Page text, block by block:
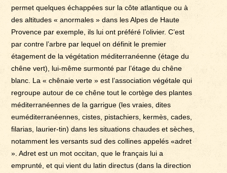
permet quelques échappées sur la côte atlantique ou à
des altitudes « anormales » dans les Alpes de Haute
Provence par exemple, ils lui ont préféré l’olivier. C’est
par contre l’arbre par lequel on définit le premier
étagement de la végétation méditerranéenne (étage du
chêne vert), lui-même surmonté par l’étage du chêne
blanc. La « chênaie verte » est l’association végétale qui
regroupe autour de ce chêne tout le cortège des plantes
méditerranéennes de la garrigue (les vraies, dites
euméditerranéennes, cistes, pistachiers, kermès, cades,
filarias, laurier-tin) dans les situations chaudes et sèches,
notamment les versants sud des collines appelés «adret
». Adret est un mot occitan, que le français lui a
emprunté, et qui vient du latin directus (dans la direction